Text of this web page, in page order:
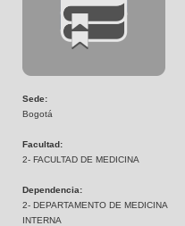
Sede:
Bogotá
Facultad:
2- FACULTAD DE MEDICINA
Dependencia:
2- DEPARTAMENTO DE MEDICINA
INTERNA